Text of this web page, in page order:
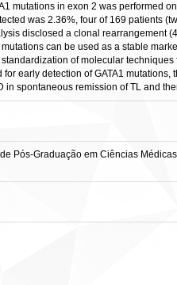
mutations in exon 2 was performed
was 2.36%, four of 169 patients
disclosed a clonal rearrangement
can be used as a stable
of molecular
early detection of GATA1
spontaneous remission of TL and
Pós-Graduação em Ciências